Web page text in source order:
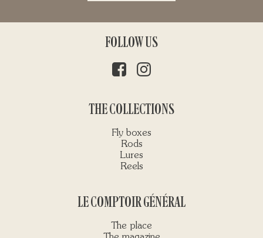
FOLLOW US
THE COLLECTIONS
Fly boxes
Rods
Lures
Reels
LE COMPTOIR GÉNÉRAL
The place